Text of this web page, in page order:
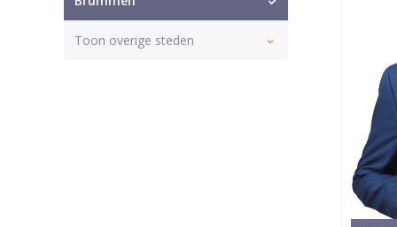
Toon overige steden